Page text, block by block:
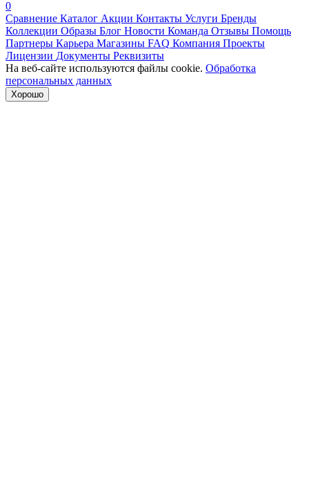
0
Сравнение Каталог Акции Контакты Услуги Бренды
Коллекции Образы Блог Новости Команда Отзывы Помощь
Партнеры Карьера Магазины FAQ Компания Проекты
Лицензии Документы Реквизиты
На веб-сайте используются файлы cookie. Обработка
персональных данных
Хорошо